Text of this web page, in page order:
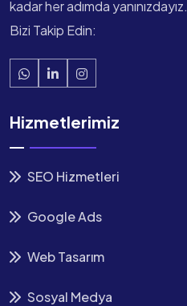
kadar her adımda yanınızdayız.
Bizi Takip Edin:
Hizmetlerimiz
SEO Hizmetleri
Google Ads
Web Tasarım
Sosyal Medya